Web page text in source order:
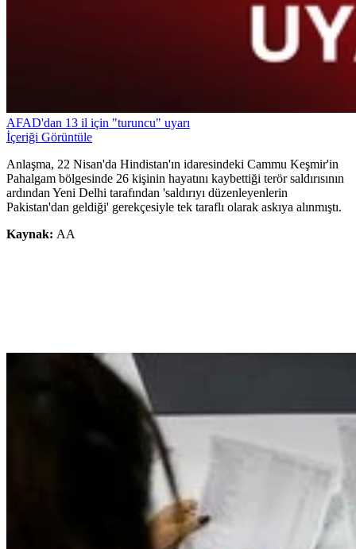
AFAD'dan 13 il için "turuncu" uyarı
İçeriği Görüntüle
Anlaşma, 22 Nisan'da Hindistan'ın idaresindeki Cammu Keşmir'in
Pahalgam bölgesinde 26 kişinin hayatını kaybettiği terör saldırısının
ardından Yeni Delhi tarafından 'saldırıyı düzenleyenlerin
Pakistan'dan geldiği' gerekçesiyle tek taraflı olarak askıya alınmıştı.
Kaynak: AA